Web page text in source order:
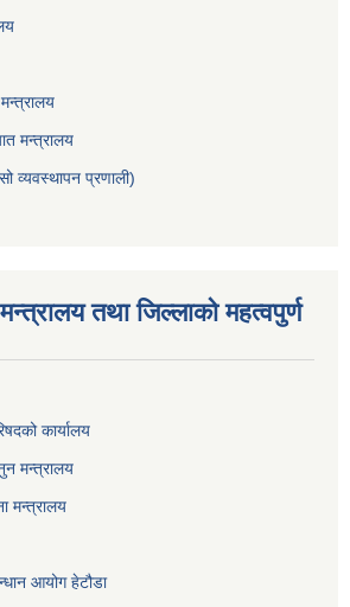
मन्त्रालय
मन्त्रालय
व्यवस्थापन प्रणाली)
तथा जिल्लाको महत्वपुर्ण
कार्यालय
मन्त्रालय
मन्त्रालय
आयोग हेटौडा